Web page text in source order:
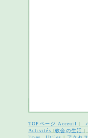
TOPページ Acceuil |
Activités |教会の生活|